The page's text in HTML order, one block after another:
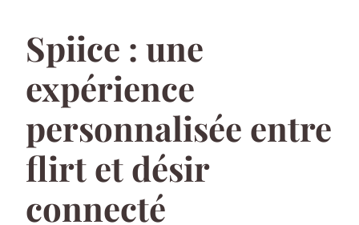
Spiice : une
expérience
personnalisée entre
flirt et désir
connecté